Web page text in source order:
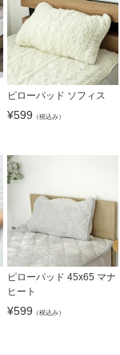
ピローパッド ソフィス
¥599 （税込み）
ピローパッド 45x65 マナ
ヒート
¥599 （税込み）